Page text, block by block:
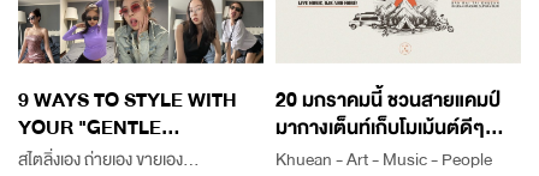
9 WAYS TO STYLE WITH
YOUR "GENTLE...
สไตลิ่งเอง ถ่ายเอง ขายเอง...
20 มกราคมนี้ ชวนสายแคมป์
มากางเต็นท์เก็บโมเม้นต์ดีๆ...
Khuean - Art - Music - People